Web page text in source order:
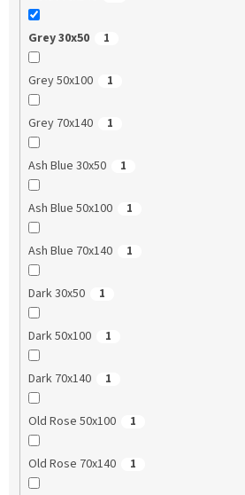
Grey 30x50 1
Grey 50x100 1
Grey 70x140 1
Ash Blue 30x50 1
Ash Blue 50x100 1
Ash Blue 70x140 1
Dark 30x50 1
Dark 50x100 1
Dark 70x140 1
Old Rose 50x100 1
Old Rose 70x140 1